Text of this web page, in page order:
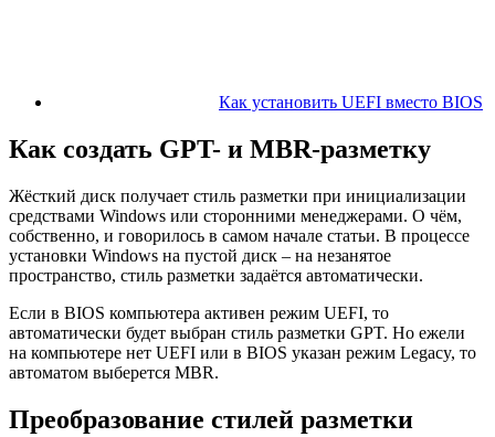
Как установить UEFI вместо BIOS
Как создать GPT- и MBR-разметку
Жёсткий диск получает стиль разметки при инициализации
средствами Windows или сторонними менеджерами. О чём,
собственно, и говорилось в самом начале статьи. В процессе
установки Windows на пустой диск – на незанятое
пространство, стиль разметки задаётся автоматически.
Если в BIOS компьютера активен режим UEFI, то
автоматически будет выбран стиль разметки GPT. Но ежели
на компьютере нет UEFI или в BIOS указан режим Legacy, то
автоматом выберется MBR.
Преобразование стилей разметки